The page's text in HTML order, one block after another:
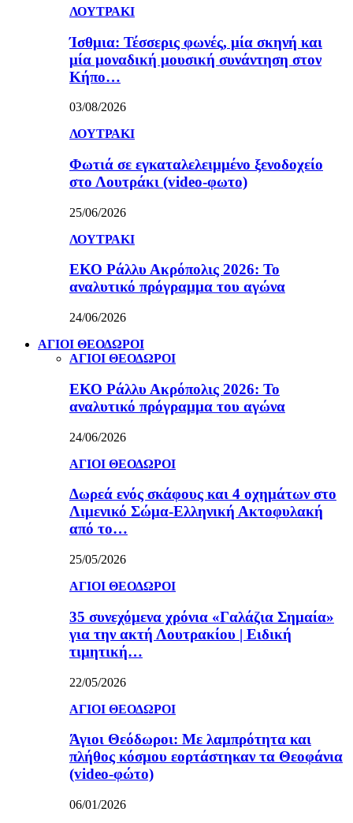
ΛΟΥΤΡΑΚΙ
Ίσθμια: Τέσσερις φωνές, μία σκηνή και
μία μοναδική μουσική συνάντηση στον
Κήπο…
03/08/2026
ΛΟΥΤΡΑΚΙ
Φωτιά σε εγκαταλελειμμένο ξενοδοχείο
στο Λουτράκι (video-φωτο)
25/06/2026
ΛΟΥΤΡΑΚΙ
ΕΚΟ Ράλλυ Ακρόπολις 2026: Το
αναλυτικό πρόγραμμα του αγώνα
24/06/2026
ΑΓΙΟΙ ΘΕΟΔΩΡΟΙ
ΑΓΙΟΙ ΘΕΟΔΩΡΟΙ
ΕΚΟ Ράλλυ Ακρόπολις 2026: Το
αναλυτικό πρόγραμμα του αγώνα
24/06/2026
ΑΓΙΟΙ ΘΕΟΔΩΡΟΙ
Δωρεά ενός σκάφους και 4 οχημάτων στο
Λιμενικό Σώμα-Ελληνική Ακτοφυλακή
από το…
25/05/2026
ΑΓΙΟΙ ΘΕΟΔΩΡΟΙ
35 συνεχόμενα χρόνια «Γαλάζια Σημαία»
για την ακτή Λουτρακίου | Ειδική
τιμητική…
22/05/2026
ΑΓΙΟΙ ΘΕΟΔΩΡΟΙ
Άγιοι Θεόδωροι: Με λαμπρότητα και
πλήθος κόσμου εορτάστηκαν τα Θεοφάνια
(video-φώτο)
06/01/2026